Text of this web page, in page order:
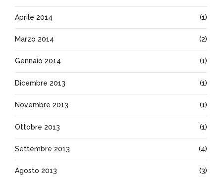
Aprile 2014 (1)
Marzo 2014 (2)
Gennaio 2014 (1)
Dicembre 2013 (1)
Novembre 2013 (1)
Ottobre 2013 (1)
Settembre 2013 (4)
Agosto 2013 (3)